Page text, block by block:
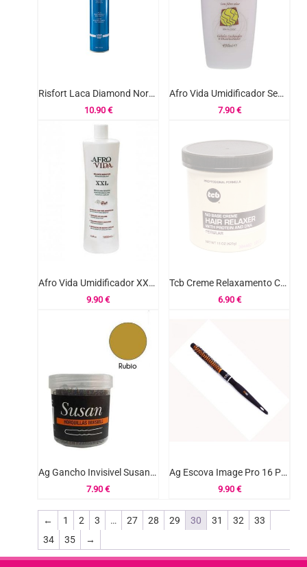
Risfort Laca Diamond Normal 500ml
10.90 €
Afro Vida Umidificador Sem Enxague 430ml
7.90 €
Afro Vida Umidificador XXL Sem Enxague 1000ml
9.90€
Tcb Creme Relaxamento Capilar Regular 425gr
6.90 €
Ag Gancho Invisivel Susan Rubio 250un Ref.16032
7.90€
Ag Escova Image Pro 16 Professional Ref.32811
9.90 €
← 1 2 3 … 27 28 29 30 31 32
33
34
35 →